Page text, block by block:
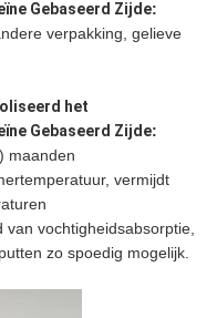
Gebaseerd Zijde:
verpakking, gelieve
het
Gebaseerd Zijde:
maanden
vermijdt
vochtigheidsabsorptie,
zo spoedig mogelijk.